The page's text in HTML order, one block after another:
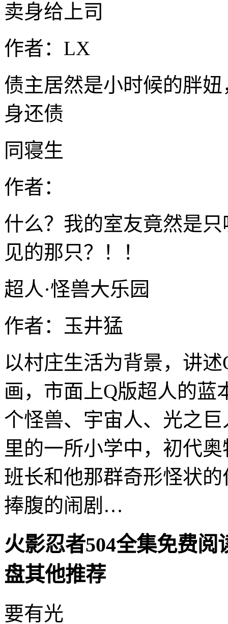
卖身给上司
作者：LX
债主居然是小时候的胖
身还债
同寝生
作者：
什么？我的室友竟然是
见的那只？！！
超人·怪兽大乐园
作者：玉井猛
以村庄生活为背景，讲
画，市面上Q版超人的蓝
个怪兽、宇宙人、光之
里的一所小学中，初代
班长和他那群奇形怪状
捧腹的闹剧…
火影忍者504全集免费
盘其他推荐
要有光